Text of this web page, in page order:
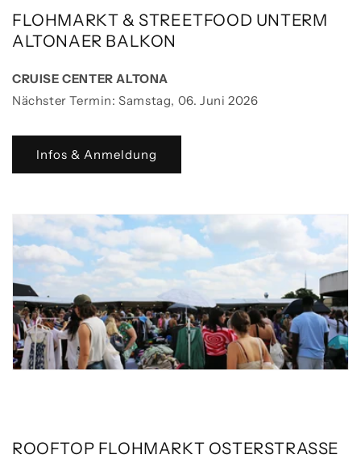
FLOHMARKT & STREETFOOD UNTERM
ALTONAER BALKON
CRUISE CENTER ALTONA
Nächster Termin: Samstag, 06. Juni 2026
Infos & Anmeldung
ROOFTOP FLOHMARKT OSTERSTRASSE